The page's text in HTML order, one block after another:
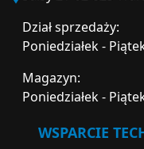
Dział sprzedaży:
Poniedziałek -
Magazyn:
Poniedziałek -
WSPARCIE